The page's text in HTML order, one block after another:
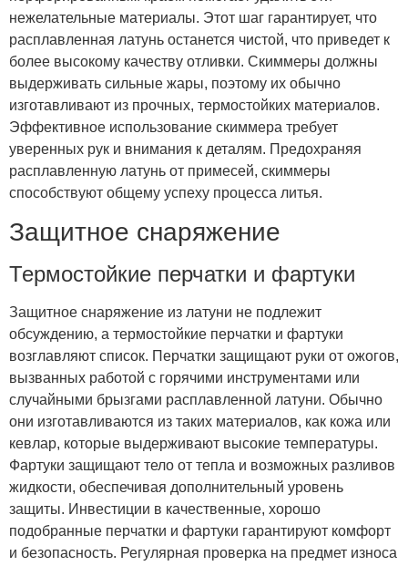
нежелательные материалы. Этот шаг гарантирует, что
расплавленная латунь останется чистой, что приведет к
более высокому качеству отливки. Скиммеры должны
выдерживать сильные жары, поэтому их обычно
изготавливают из прочных, термостойких материалов.
Эффективное использование скиммера требует
уверенных рук и внимания к деталям. Предохраняя
расплавленную латунь от примесей, скиммеры
способствуют общему успеху процесса литья.
Защитное снаряжение
Термостойкие перчатки и фартуки
Защитное снаряжение из латуни не подлежит
обсуждению, а термостойкие перчатки и фартуки
возглавляют список. Перчатки защищают руки от ожогов,
вызванных работой с горячими инструментами или
случайными брызгами расплавленной латуни. Обычно
они изготавливаются из таких материалов, как кожа или
кевлар, которые выдерживают высокие температуры.
Фартуки защищают тело от тепла и возможных разливов
жидкости, обеспечивая дополнительный уровень
защиты. Инвестиции в качественные, хорошо
подобранные перчатки и фартуки гарантируют комфорт
и безопасность. Регулярная проверка на предмет износа